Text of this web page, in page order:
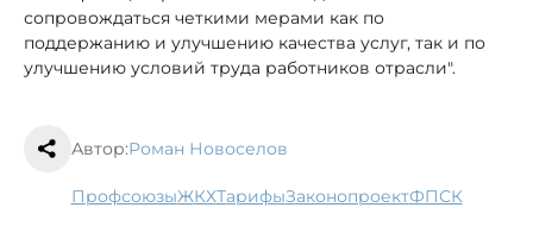
сопровождаться четкими мерами как по
поддержанию и улучшению качества услуг, так и по
улучшению условий труда работников отрасли".
Автор:Роман Новоселов
профсоюзы ЖКХ тарифы законопроект ФПСК